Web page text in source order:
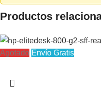
Productos
Agotado Envío Gratis